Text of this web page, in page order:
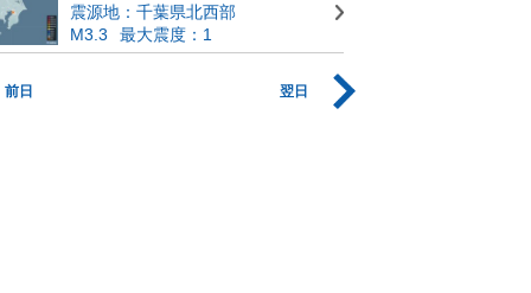
震源地：千葉県北西部
M3.3
最大震度：1
前日 翌日